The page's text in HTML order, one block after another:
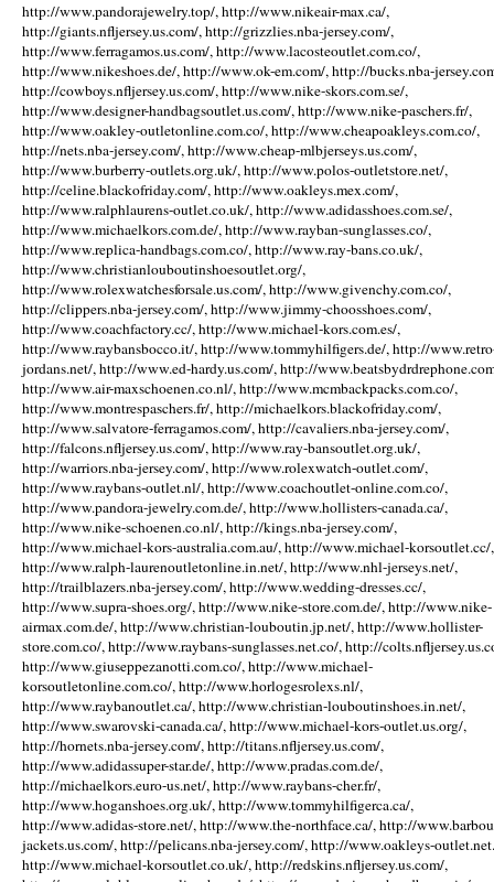
http://www.pandorajewelry.top/, http://www.nikeair-max.ca/,
http://giants.nfljersey.us.com/, http://grizzlies.nba-jersey.com/,
http://www.ferragamos.us.com/, http://www.lacosteoutlet.com.co/,
http://www.nikeshoes.de/, http://www.ok-em.com/, http://bucks.nba-
http://cowboys.nfljersey.us.com/, http://www.nike-skors.com.se/,
http://www.designer-handbagsoutlet.us.com/, http://www.nike-paschers.fr/,
http://www.oakley-outletonline.com.co/, http://www.cheapoakleys.com.co/,
http://nets.nba-jersey.com/, http://www.cheap-mlbjerseys.us.com/,
http://www.burberry-outlets.org.uk/, http://www.polos-outletstore.net/,
http://celine.blackofriday.com/, http://www.oakleys.mex.com/,
http://www.ralphlaurens-outlet.co.uk/, http://www.adidasshoes.com.se/,
http://www.michaelkors.com.de/, http://www.rayban-sunglasses.co/,
http://www.replica-handbags.com.co/, http://www.ray-bans.co.uk/,
http://www.christianlouboutinshoesoutlet.org/,
http://www.rolexwatchesforsale.us.com/, http://www.givenchy.com.co/,
http://clippers.nba-jersey.com/, http://www.jimmy-choosshoes.com/,
http://www.coachfactory.cc/, http://www.michael-kors.com.es/,
http://www.raybansbocco.it/, http://www.tommyhilfigers.de/, http://
jordans.net/, http://www.ed-hardy.us.com/, http://
http://www.air-maxschoenen.co.nl/, http://www.mcmbackpacks.com.co/,
http://www.montrespaschers.fr/, http://michaelkors.blackofriday.com/,
http://www.salvatore-ferragamos.com/, http://cavaliers.nba-jersey.com/,
http://falcons.nfljersey.us.com/, http://www.ray-bansoutlet.org.uk/,
http://warriors.nba-jersey.com/, http://www.rolexwatch-outlet.com/,
http://www.raybans-outlet.nl/, http://www.coachoutlet-online.com.co/,
http://www.pandora-jewelry.com.de/, http://www.hollisters-canada.ca/,
http://www.nike-schoenen.co.nl/, http://kings.nba-jersey.com/,
http://www.michael-kors-australia.com.au/, http://www.michael-korsoutlet.cc/,
http://www.ralph-laurenoutletonline.in.net/, http://www.nhl-jerseys.net/,
http://trailblazers.nba-jersey.com/, http://www.wedding-dresses.cc/,
http://www.supra-shoes.org/, http://www.nike-store.com.de/, http://www.nike-
airmax.com.de/, http://www.christian-louboutin.jp.net/, http://www.hollister-
store.com.co/, http://www.raybans-sunglasses.net.co/, http://
http://www.giuseppezanotti.com.co/, http://www.michael-
korsoutletonline.com.co/, http://www.horlogesrolexs.nl/,
http://www.raybanoutlet.ca/, http://www.christian-louboutinshoes.in.net/,
http://www.swarovski-canada.ca/, http://www.michael-kors-outlet.us.org/,
http://hornets.nba-jersey.com/, http://titans.nfljersey.us.com/,
http://www.adidassuper-star.de/, http://www.pradas.com.de/,
http://michaelkors.euro-us.net/, http://www.raybans-cher.fr/,
http://www.hoganshoes.org.uk/, http://www.tommyhilfigerca.ca/,
http://www.adidas-store.net/, http://www.the-northface.ca/, http://
jackets.us.com/, http://pelicans.nba-jersey.com/, http://www.oakleys-
http://www.michael-korsoutlet.co.uk/, http://redskins.nfljersey.us.com/,